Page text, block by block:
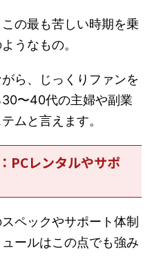
の最も苦しい時期を乗
うなもの。
ら、じっくりファンを
〜40代の主婦や副業
ムと言えます。
PCレンタルやサポ
ペックやサポート体制
ールはこの点でも強み